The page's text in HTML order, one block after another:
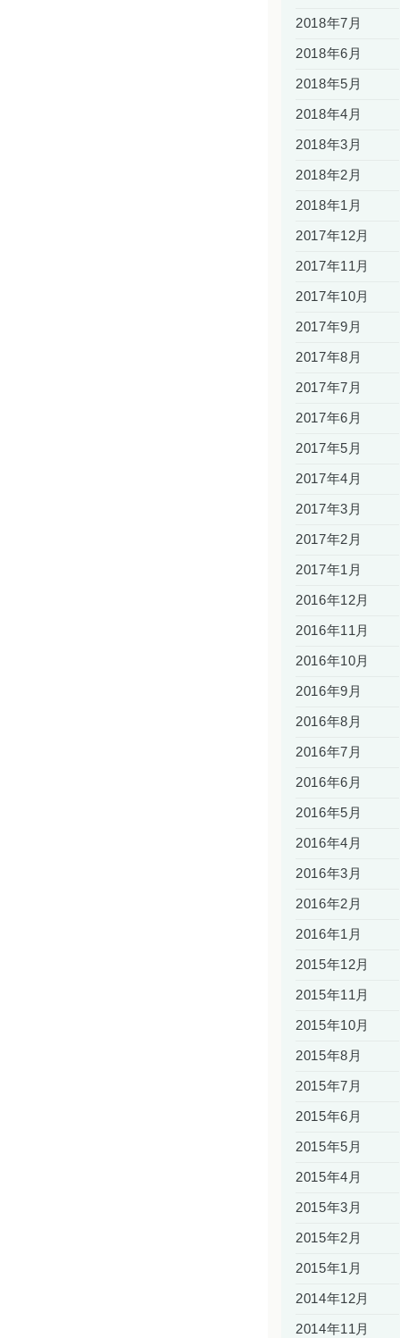
2018年7月
2018年6月
2018年5月
2018年4月
2018年3月
2018年2月
2018年1月
2017年12月
2017年11月
2017年10月
2017年9月
2017年8月
2017年7月
2017年6月
2017年5月
2017年4月
2017年3月
2017年2月
2017年1月
2016年12月
2016年11月
2016年10月
2016年9月
2016年8月
2016年7月
2016年6月
2016年5月
2016年4月
2016年3月
2016年2月
2016年1月
2015年12月
2015年11月
2015年10月
2015年8月
2015年7月
2015年6月
2015年5月
2015年4月
2015年3月
2015年2月
2015年1月
2014年12月
2014年11月